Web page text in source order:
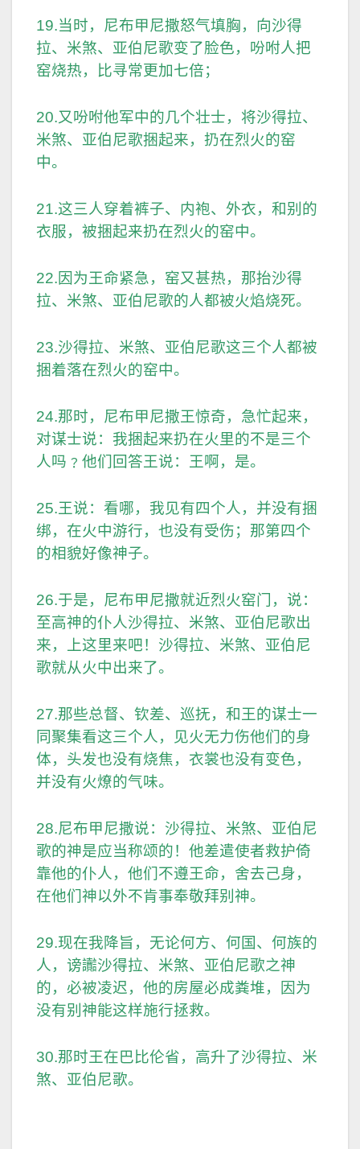
19.当时，尼布甲尼撒怒气填胸，向沙得
拉、米煞、亚伯尼歌变了脸色，吩咐人把
窑烧热，比寻常更加七倍；
20.又吩咐他军中的几个壮士，将沙得拉、
米煞、亚伯尼歌捆起来，扔在烈火的窑
中。
21.这三人穿着裤子、内袍、外衣，和别的
衣服，被捆起来扔在烈火的窑中。
22.因为王命紧急，窑又甚热，那抬沙得
拉、米煞、亚伯尼歌的人都被火焰烧死。
23.沙得拉、米煞、亚伯尼歌这三个人都被
捆着落在烈火的窑中。
24.那时，尼布甲尼撒王惊奇，急忙起来，
对谋士说：我捆起来扔在火里的不是三个
人吗﹖他们回答王说：王啊，是。
25.王说：看哪，我见有四个人，并没有捆
绑，在火中游行，也没有受伤；那第四个
的相貌好像神子。
26.于是，尼布甲尼撒就近烈火窑门，说：
至高神的仆人沙得拉、米煞、亚伯尼歌出
来，上这里来吧！沙得拉、米煞、亚伯尼
歌就从火中出来了。
27.那些总督、钦差、巡抚，和王的谋士一
同聚集看这三个人，见火无力伤他们的身
体，头发也没有烧焦，衣裳也没有变色，
并没有火燎的气味。
28.尼布甲尼撒说：沙得拉、米煞、亚伯尼
歌的神是应当称颂的！他差遣使者救护倚
靠他的仆人，他们不遵王命，舍去己身，
在他们神以外不肯事奉敬拜别神。
29.现在我降旨，无论何方、何国、何族的
人，谤讟沙得拉、米煞、亚伯尼歌之神
的，必被凌迟，他的房屋必成粪堆，因为
没有别神能这样施行拯救。
30.那时王在巴比伦省，高升了沙得拉、米
煞、亚伯尼歌。